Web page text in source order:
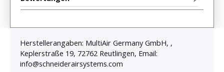
Herstellerangaben: MultiAir Germany GmbH, ,
Keplerstraße 19, 72762 Reutlingen, Email:
info@schneiderairsystems.com